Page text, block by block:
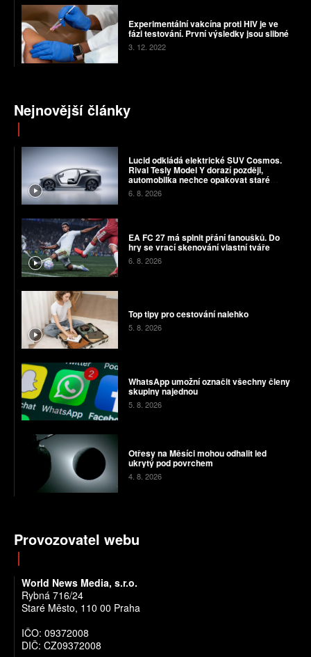
Experimentální vakcína proti HIV je ve
fázi testování. První výsledky jsou slibné
3. 12. 2022
Nejnovější články
Lucid odkládá elektrické SUV Cosmos.
Rival Tesly Model Y dorazí později,
automobilka nechce opakovat staré
chyby
6. 8. 2026
EA FC 27 má splnit přání fanoušků. Do
hry se vrací skenování vlastní tváře
6. 8. 2026
Top tipy pro cestování nalehko
5. 8. 2026
WhatsApp umožní označit všechny členy
skupiny najednou
5. 8. 2026
Otřesy na Měsíci mohou odhalit led
ukrytý pod povrchem
4. 8. 2026
Provozovatel webu
World News Media, s.r.o.
Rybná 716/24
Staré Město, 110 00 Praha
IČO: 09372008
DIČ: CZ09372008